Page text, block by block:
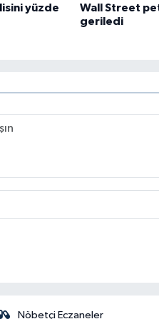
yüzde
Wall Street
geriledi
Nöbetçi Eczaneler